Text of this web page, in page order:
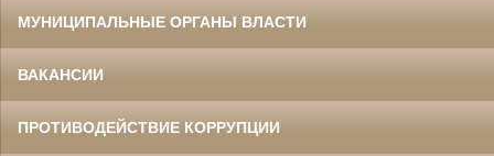
МУНИЦИПАЛЬНЫЕ ОРГАНЫ ВЛАСТИ
ВАКАНСИИ
ПРОТИВОДЕЙСТВИЕ КОРРУПЦИИ